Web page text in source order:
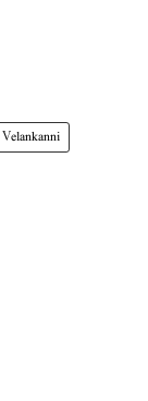
Velankanni